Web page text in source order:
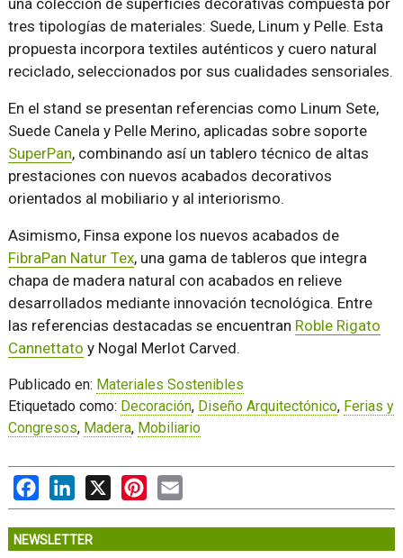
tres tipologías de materiales: Suede, Linum y Pelle. Esta
propuesta incorpora textiles auténticos y cuero natural
reciclado, seleccionados por sus cualidades sensoriales.
En el stand se presentan referencias como Linum Sete,
Suede Canela y Pelle Merino, aplicadas sobre soporte
SuperPan, combinando así un tablero técnico de altas
prestaciones con nuevos acabados decorativos
orientados al mobiliario y al interiorismo.
Asimismo, Finsa expone los nuevos acabados de
FibraPan Natur Tex, una gama de tableros que integra
chapa de madera natural con acabados en relieve
desarrollados mediante innovación tecnológica. Entre
las referencias destacadas se encuentran Roble Rigato
Cannettato y Nogal Merlot Carved.
Publicado en: Materiales Sostenibles
Etiquetado como: Decoración, Diseño Arquitectónico, Ferias y
Congresos, Madera, Mobiliario
FacebookLinkedIn
X PinterestEmail
NEWSLETTER